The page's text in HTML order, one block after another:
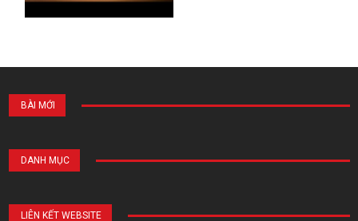
BÀI MỚI
DANH MỤC
LIÊN KẾT WEBSITE